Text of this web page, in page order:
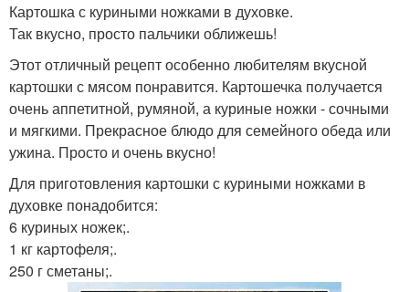
Картошка с куриными ножками в духовке.
Так вкусно, просто пальчики оближешь!
Этот отличный рецепт особенно любителям вкусной
картошки с мясом понравится. Картошечка получается
очень аппетитной, румяной, а куриные ножки - сочными
и мягкими. Прекрасное блюдо для семейного обеда или
ужина. Просто и очень вкусно!
Для приготовления картошки с куриными ножками в
духовке понадобится:
6 куриных ножек;.
1 кг картофеля;.
250 г сметаны;.